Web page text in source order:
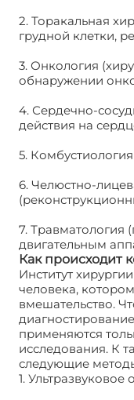
2. Торакальная
грудной клетки,
3. Онкология
обнаружении
4. Сердечно-
действия на
5.
6. Челюстно-
7.
двигательным
Как происходит
Институт
человека,
вмешательство.
применяются
исследования. К
следующие
1.